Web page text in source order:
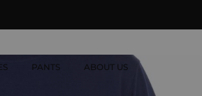
PANTS ABOUT US